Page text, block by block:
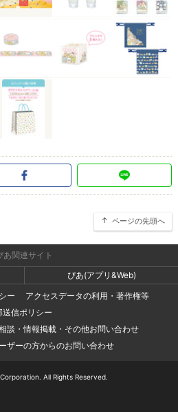
ページの先頭へ
あ関連サイト
ぴあ(アプリ&Web)
ー
アクセスデータの利用・著作権等
送信ポリシー
談・情報掲載・その他お問い合わせ
ザーの方からのお問い合わせ
All Rights Reserved.